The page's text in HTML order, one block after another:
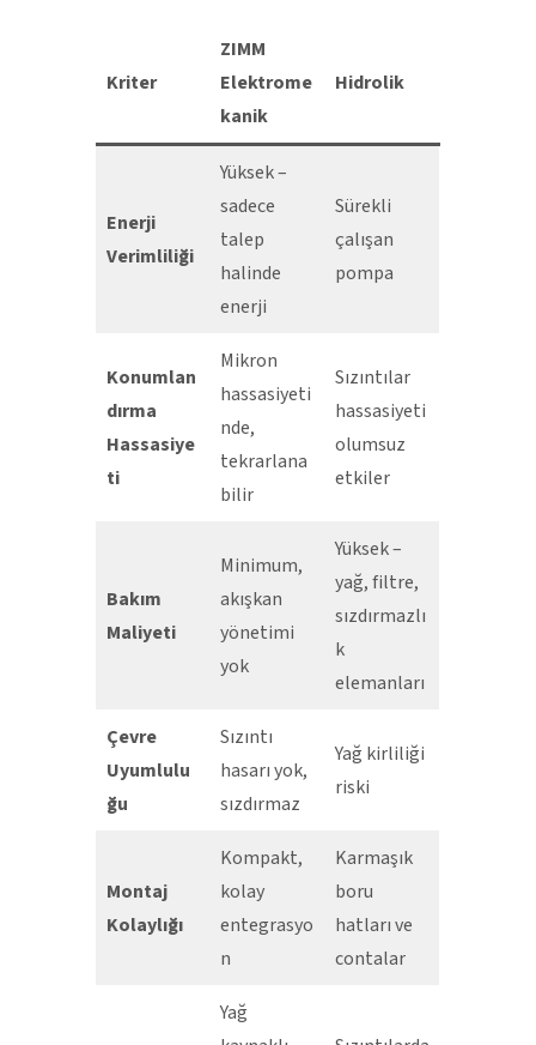
Kriter
ZIMM
Elektrome
kanik
Hidrolik
Enerji
Verimliliği
Yüksek –
sadece
talep
halinde
enerji
Sürekli
çalışan
pompa
Konumlan
dırma
Hassasiye
ti
Mikron
hassasiyeti
nde,
tekrarlana
bilir
Sızıntılar
hassasiyeti
olumsuz
etkiler
Bakım
Maliyeti
Minimum,
akışkan
yönetimi
yok
Yüksek –
yağ, filtre,
sızdırmazlı
k
elemanları
Çevre
Uyumlulu
ğu
Sızıntı
hasarı yok,
sızdırmaz
Yağ kirliliği
riski
Montaj
Kolaylığı
Kompakt,
kolay
entegrasyo
n
Karmaşık
boru
hatları ve
contalar
Yağ